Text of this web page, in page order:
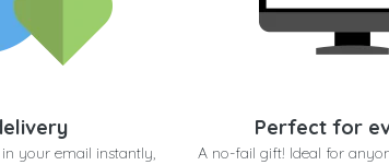
your email instantly,
Perfect for
A no-fail gift! Ideal for